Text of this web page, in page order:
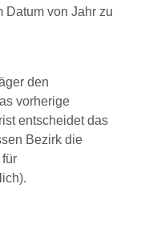
Datum von Jahr zu
den
vorherige
entscheidet das
Bezirk die